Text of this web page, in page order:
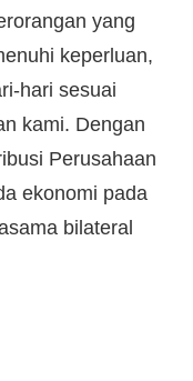
yang
keperluan,
hari sesuai
kami. Dengan
Perusahaan
ekonomi pada
bilateral